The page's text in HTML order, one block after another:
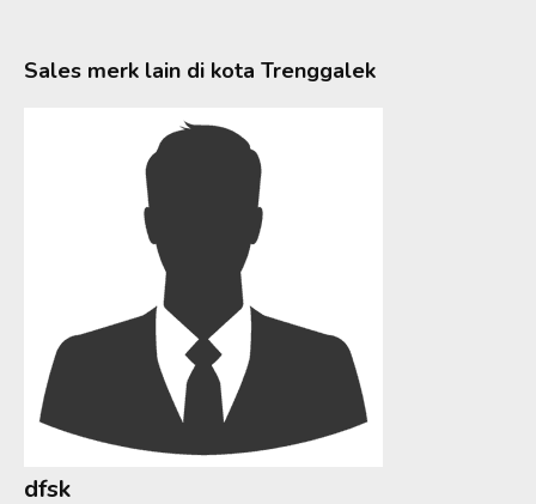
Sales merk lain di kota Trenggalek
dfsk